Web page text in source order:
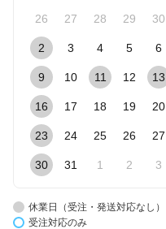
26 27 28 29 30
2 3 4 5 6
9 10 11 12 13
16 17 18 19 20
23 24 25 26 27
30 31 1 2 3
休業日（受注・発送対応なし）
受注対応のみ